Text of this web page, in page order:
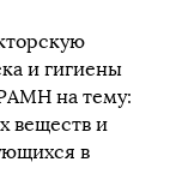
и гигиены
на тему:
веществ и
в